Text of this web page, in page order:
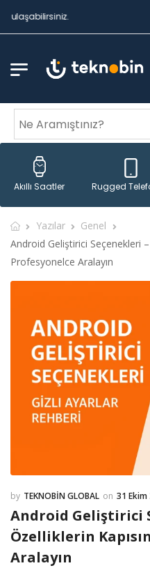
Akıllı Saatler Rugged
Yazılar
Genel
Android Geliştirici Seçenekleri –
Profesyonelce Aralayın
TEKNOBIN GLOBAL 31 Ekim
Android Geliştirici
Özelliklerin
Aralayın